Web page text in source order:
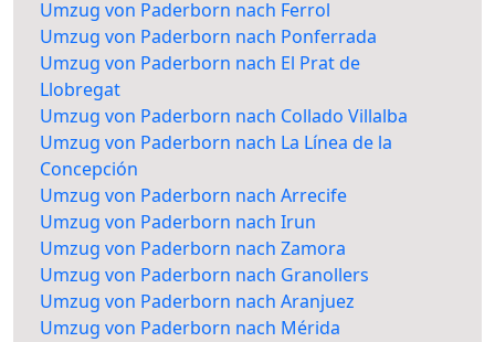
Umzug von Paderborn nach Ferrol
Umzug von Paderborn nach Ponferrada
Umzug von Paderborn nach El Prat de
Llobregat
Umzug von Paderborn nach Collado Villalba
Umzug von Paderborn nach La Línea de la
Concepción
Umzug von Paderborn nach Arrecife
Umzug von Paderborn nach Irun
Umzug von Paderborn nach Zamora
Umzug von Paderborn nach Granollers
Umzug von Paderborn nach Aranjuez
Umzug von Paderborn nach Mérida